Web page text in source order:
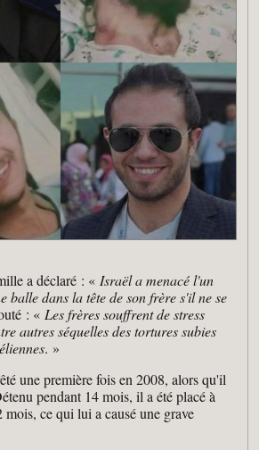
a déclaré : « Israël a menacé l'un
balle dans la tête de son frère s'il ne se
: « Les frères souffrent de stress
autres séquelles des tortures subies
. »
une première fois en 2008, alors qu'il
pendant 14 mois, il a été placé à
ce qui lui a causé une grave